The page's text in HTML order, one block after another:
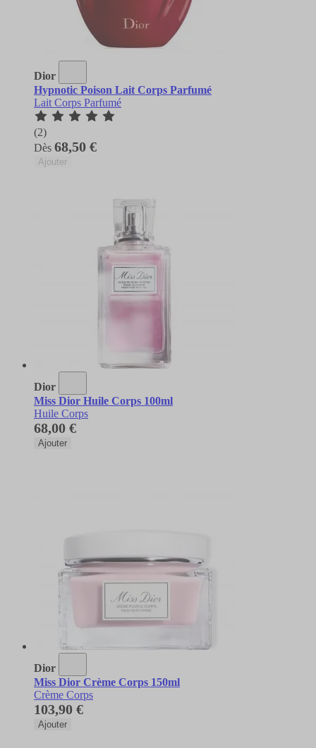
Dior
Hypnotic Poison Lait Corps Parfumé
Lait Corps Parfumé
(2)
Dès 68,50 €
Ajouter
Dior
Miss Dior Huile Corps 100ml
Huile Corps
68,00 €
Ajouter
Dior
Miss Dior Crème Corps 150ml
Crème Corps
103,90 €
Ajouter